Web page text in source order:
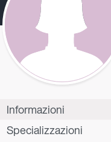
Informazioni
Specializzazioni